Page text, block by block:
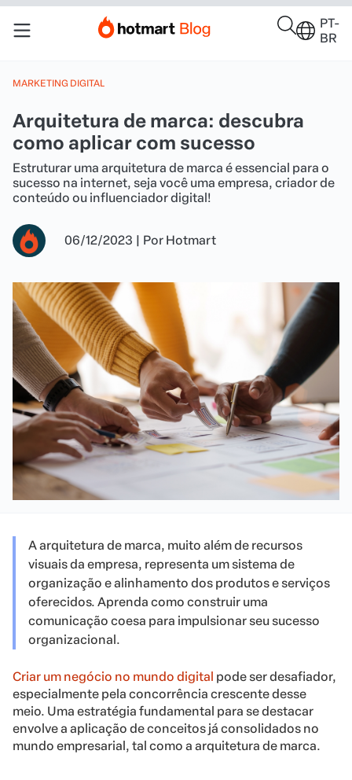
PT-
BR
MARKETING DIGITAL
Arquitetura de marca: descubra
como aplicar com sucesso
Estruturar uma arquitetura de marca é essencial para o
sucesso na internet, seja você uma empresa, criador de
conteúdo ou influenciador digital!
06/12/2023 | Por Hotmart
A arquitetura de marca, muito além de recursos
visuais da empresa, representa um sistema de
organização e alinhamento dos produtos e serviços
oferecidos. Aprenda como construir uma
comunicação coesa para impulsionar seu sucesso
organizacional.
Criar um negócio no mundo digital pode ser desafiador,
especialmente pela concorrência crescente desse
meio. Uma estratégia fundamental para se destacar
envolve a aplicação de conceitos já consolidados no
mundo empresarial, tal como a arquitetura de marca.